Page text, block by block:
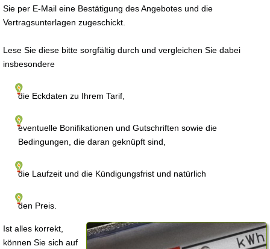
Sie per E-Mail eine Bestätigung des Angebotes und die
Vertragsunterlagen zugeschickt.
Lese Sie diese bitte sorgfältig durch und vergleichen Sie dabei
insbesondere
die Eckdaten zu Ihrem Tarif,
eventuelle Bonifikationen und Gutschriften sowie die
Bedingungen, die daran geknüpft sind,
die Laufzeit und die Kündigungsfrist und natürlich
den Preis.
Ist alles korrekt,
können Sie sich auf